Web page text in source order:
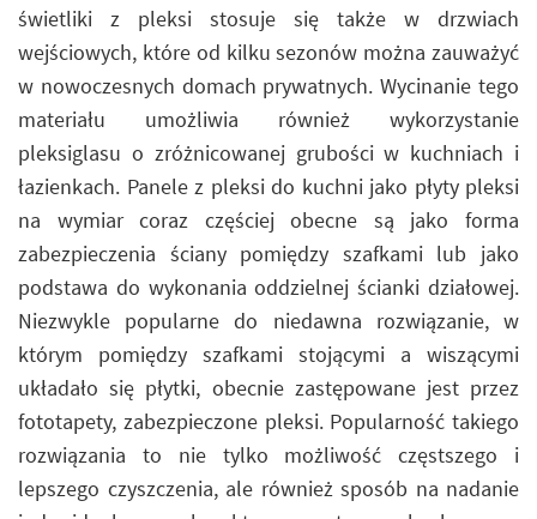
świetliki z pleksi stosuje się także w drzwiach
wejściowych, które od kilku sezonów można zauważyć
w nowoczesnych domach prywatnych. Wycinanie tego
materiału umożliwia również wykorzystanie
pleksiglasu o zróżnicowanej grubości w kuchniach i
łazienkach. Panele z pleksi do kuchni jako płyty pleksi
na wymiar coraz częściej obecne są jako forma
zabezpieczenia ściany pomiędzy szafkami lub jako
podstawa do wykonania oddzielnej ścianki działowej.
Niezwykle popularne do niedawna rozwiązanie, w
którym pomiędzy szafkami stojącymi a wiszącymi
układało się płytki, obecnie zastępowane jest przez
fototapety, zabezpieczone pleksi. Popularność takiego
rozwiązania to nie tylko możliwość częstszego i
lepszego czyszczenia, ale również sposób na nadanie